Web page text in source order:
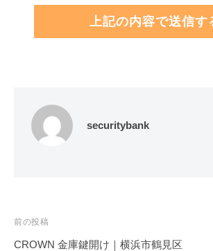
securitybank
投
稿
前の投稿
CROWN 金庫鍵開け｜横浜市鶴見区